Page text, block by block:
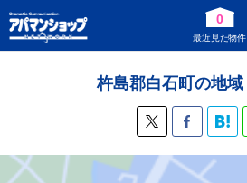
0
最近見た物件
杵島郡白石町の地